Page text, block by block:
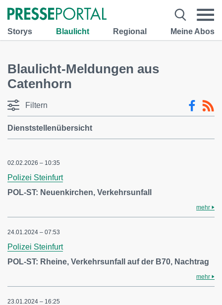
Storys Blaulicht Regional Meine Abos
Blaulicht-Meldungen aus
Catenhorn
Filtern
Dienststellenübersicht
02.02.2026 – 10:35
Polizei Steinfurt
POL-ST: Neuenkirchen, Verkehrsunfall
mehr
24.01.2024 – 07:53
Polizei Steinfurt
POL-ST: Rheine, Verkehrsunfall auf der B70, Nachtrag
mehr
23.01.2024 – 16:25